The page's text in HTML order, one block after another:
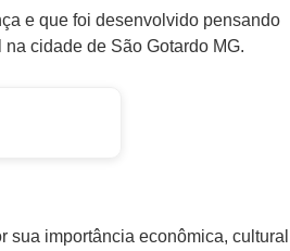
e que foi desenvolvido pensando
cidade de São Gotardo MG.
sua importância econômica, cultural